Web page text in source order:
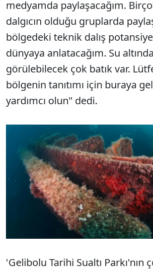
medyamda paylaşacağım.
dalgıcın olduğu gruplarda
bölgedeki teknik dalış
dünyaya anlatacağım. Su altında
görülebilecek çok batık var.
bölgenin tanıtımı için buraya
yardımcı olun" dedi.
'Gelibolu Tarihi Sualtı Parkı'nın